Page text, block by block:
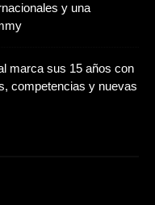
y una
marca sus 15 años con
competencias y nuevas